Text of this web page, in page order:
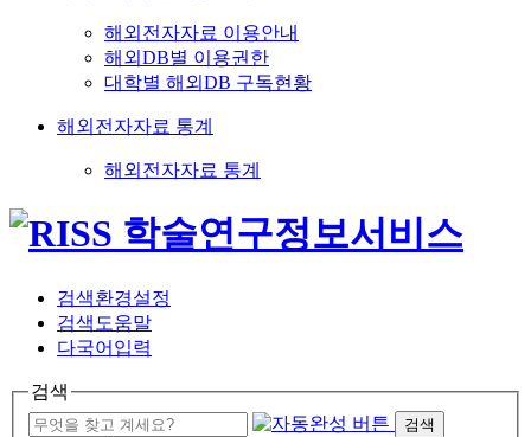
해외전자자료 이용안내
해외DB별 이용권한
대학별 해외DB 구독현황
해외전자자료 통계
해외전자자료 통계
검색환경설정
검색도움말
다국어입력
검색
검색